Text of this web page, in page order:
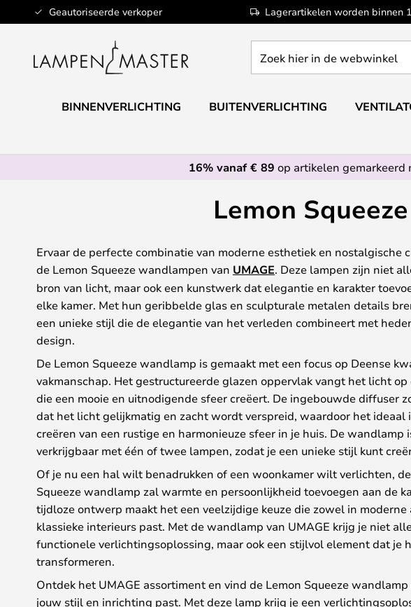
Geautoriseerde verkoper Lagerartikelen worden binnen
Ga
naar
inhoud
hier
de
BINNENVERLICHTING BUITENVERLICHTING
16% vanaf € 89 op artikelen gemarkeerd
Lemon
Ervaar de perfecte combinatie van moderne esthetiek en nostalgische
de Lemon Squeeze wandlampen van UMAGE. Deze lampen zijn niet
bron van licht, maar ook een kunstwerk dat elegantie en karakter
elke kamer. Met hun geribbelde glas en sculpturale metalen details
een unieke stijl die de elegantie van het verleden combineert met
design.
De Lemon Squeeze wandlamp is gemaakt met een focus op Deense
vakmanschap. Het gestructureerde glazen oppervlak vangt het licht op
die een mooie en uitnodigende sfeer creëert. De ingebouwde diffuser
dat het licht gelijkmatig en zacht wordt verspreid, waardoor het ideaal
creëren van een rustige en harmonieuze sfeer in je huis. De wandlamp
verkrijgbaar met één of twee lampen, zodat je een unieke stijl kunt
Of je nu een hal wilt benadrukken of een woonkamer wilt verlichten,
Squeeze wandlamp zal warmte en persoonlijkheid toevoegen aan de
tijdloze ontwerp maakt het een veelzijdige keuze die zowel in moderne
klassieke interieurs past. Met de wandlamp van UMAGE krijg je niet
functionele verlichtingsoplossing, maar ook een stijlvol element dat je
transformeren.
Ontdek het UMAGE assortiment en vind de Lemon Squeeze wandlamp
jouw stijl en inrichting past. Met deze lamp krijg je een